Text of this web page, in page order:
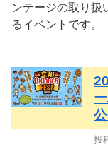
ンテージの取り扱
るイベントです。
投